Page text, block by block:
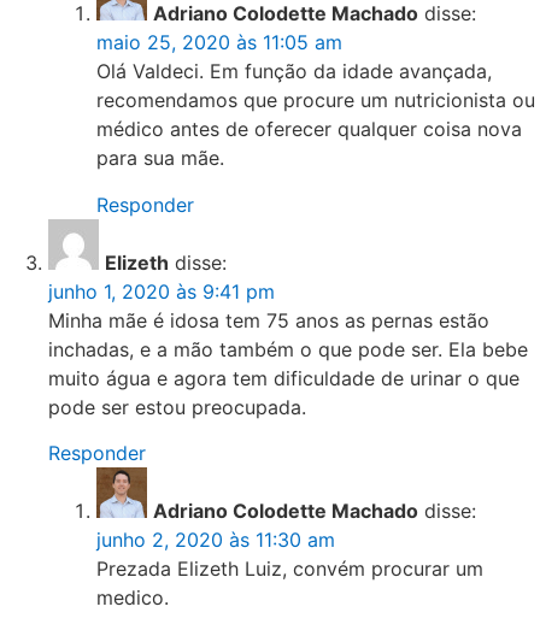
Adriano Colodette Machado disse:
maio 25, 2020 às 11:05 am
Olá Valdeci. Em função da idade avançada,
recomendamos que procure um nutricionista ou
médico antes de oferecer qualquer coisa nova
para sua mãe.
Responder
Elizeth disse:
junho 1, 2020 às 9:41 pm
Minha mãe é idosa tem 75 anos as pernas estão
inchadas, e a mão também o que pode ser. Ela bebe
muito água e agora tem dificuldade de urinar o que
pode ser estou preocupada.
Responder
Adriano Colodette Machado disse:
junho 2, 2020 às 11:30 am
Prezada Elizeth Luiz, convém procurar um
medico.